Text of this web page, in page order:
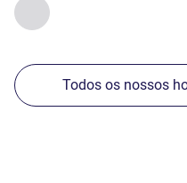
Anterior - Nossos
Todos os nossos